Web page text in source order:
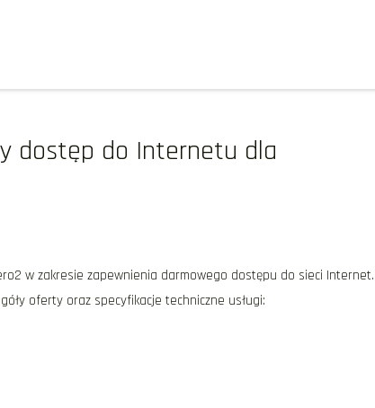
dostęp do Internetu dla
w zakresie zapewnienia darmowego dostępu do sieci Internet.
oferty oraz specyfikacje techniczne usługi: